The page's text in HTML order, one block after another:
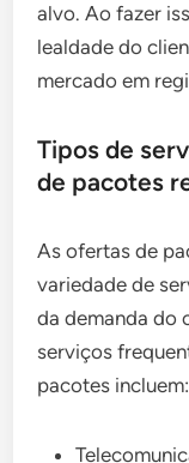
alvo. Ao fazer
lealdade do
mercado em
Tipos de
de pacotes
As ofertas de
variedade de
da demanda do
serviços
pacotes incluem: